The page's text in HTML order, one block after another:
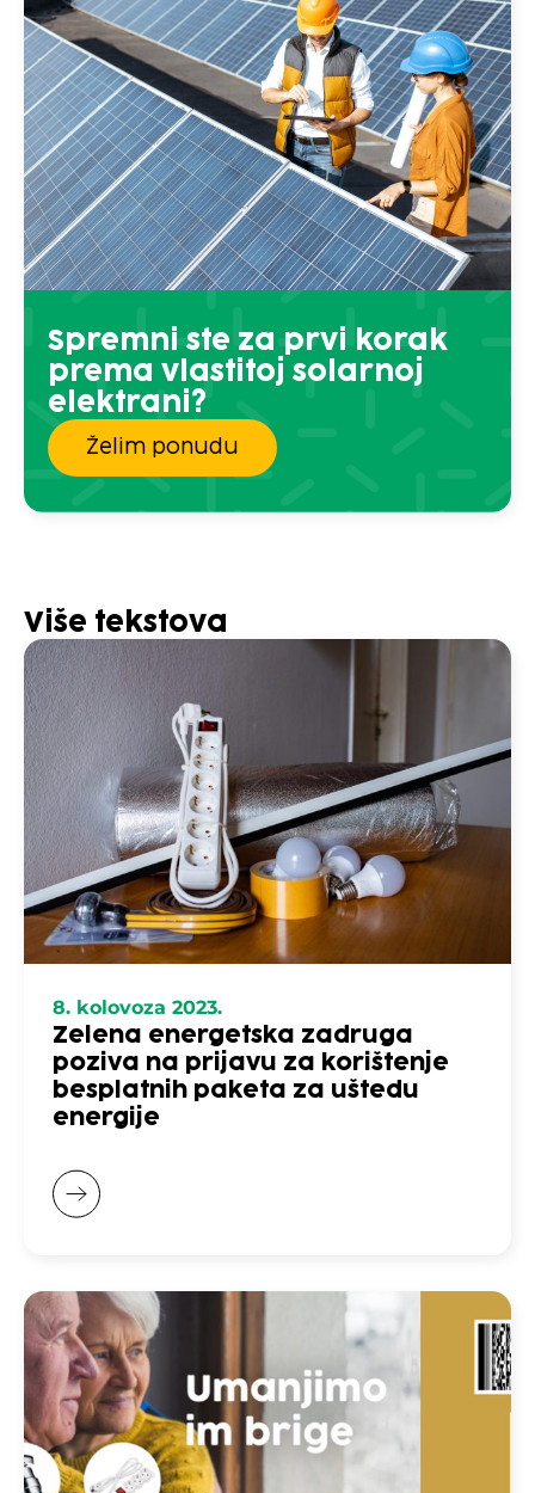
Spremni ste za prvi korak
prema vlastitoj solarnoj
elektrani?
Želim ponudu
Više tekstova
8. kolovoza 2023.
Zelena energetska zadruga
poziva na prijavu za korištenje
besplatnih paketa za uštedu
energije